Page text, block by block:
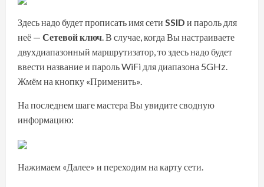
Здесь надо будет прописать имя сети SSID и пароль для
неё — Сетевой ключ. В случае, когда Вы настраиваете
двухдиапазонный маршрутизатор, то здесь надо будет
ввести название и пароль WiFi для диапазона 5GHz.
Жмём на кнопку «Применить».
На последнем шаге мастера Вы увидите сводную
информацию:
Нажимаем «Далее» и переходим на карту сети.